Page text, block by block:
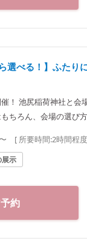
選べる！】ふたり
！ 池尻稲荷神社と会
ちろん、会場の選び
0825 東京都新宿区神楽坂2-1
00（火曜定休） 【ア
[ 所要時間:2時間程度
展示
約